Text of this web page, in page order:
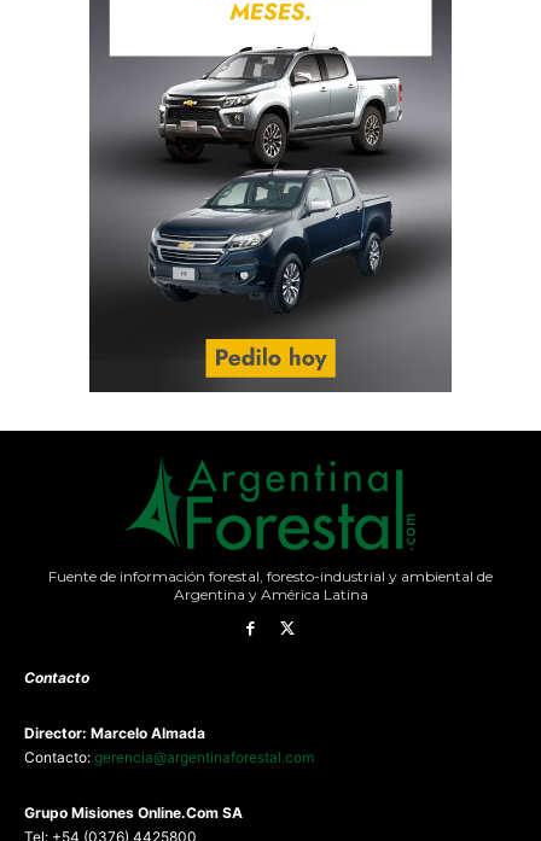
Fuente de información forestal, foresto-industrial y ambiental de
Argentina y América Latina
Contacto
Director: Marcelo Almada
Contacto: gerencia@argentinaforestal.com
Grupo Misiones Online.Com SA
Tel: +54 (0376) 4425800